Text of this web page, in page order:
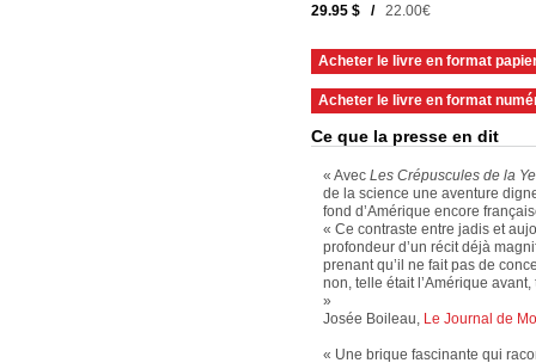
29.95 $ /22.00€
Acheter le livre en format
Acheter le livre en format
Ce que la presse en dit
« Avec Les Crépuscules de la
de la science une aventure
fond d’Amérique encore
« Ce contraste entre jadis et
profondeur d’un récit déjà
prenant qu’il ne fait pas de
non, telle était l’Amérique
»
Josée Boileau, Le Journal de
« Une brique fascinante qui